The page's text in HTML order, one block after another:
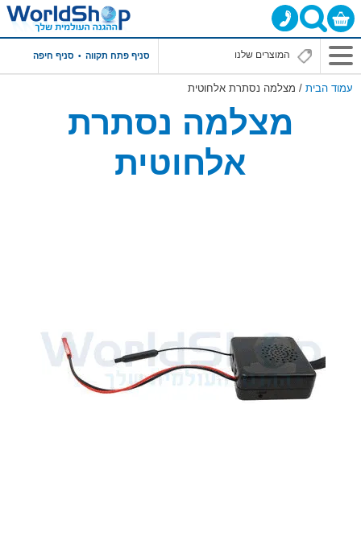
סניף פתח תקווה סניף חיפה
עמוד הבית / מצלמה נסתרת אלחוטית
מצלמה נסתרת
אלחוטית